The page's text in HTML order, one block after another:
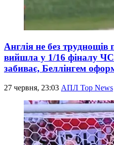
Англія не без
вийшла у 1/16 фіналу
забиває, Беллінгем
27 червня, 23:03 АПЛ Top News